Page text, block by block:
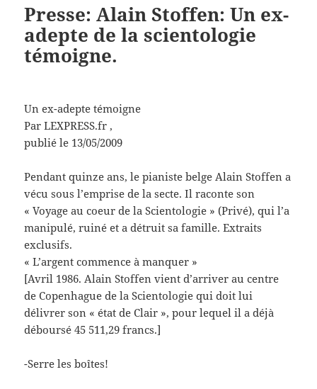
Presse: Alain Stoffen: Un ex-
adepte de la scientologie
témoigne.
Un ex-adepte témoigne
Par LEXPRESS.fr ,
publié le 13/05/2009
Pendant quinze ans, le pianiste belge Alain Stoffen a
vécu sous l’emprise de la secte. Il raconte son
« Voyage au coeur de la Scientologie » (Privé), qui l’a
manipulé, ruiné et a détruit sa famille. Extraits
exclusifs.
« L’argent commence à manquer »
[Avril 1986. Alain Stoffen vient d’arriver au centre
de Copenhague de la Scientologie qui doit lui
délivrer son « état de Clair », pour lequel il a déjà
déboursé 45 511,29 francs.]
-Serre les boîtes!